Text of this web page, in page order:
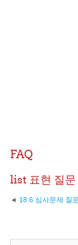
FAQ
list 표현 질문
18.6 심사문제 질